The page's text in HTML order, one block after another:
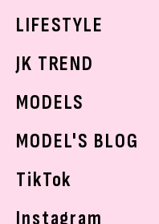
ボディケア
学校ヘアメイク
K-POP
LIFESTYLE
モデルの購入品
JK TREND
MODELS
MODEL'S BLOG
TikTok
Instagram